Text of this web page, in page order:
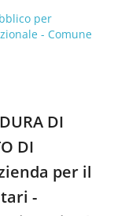
per
- Comune
DI
DI
per il
-